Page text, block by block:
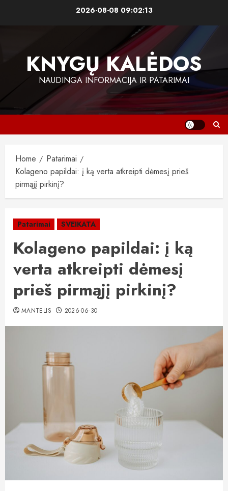
2026-08-08 09:02:14
KNYGŲ KALĖDOS
NAUDINGA INFORMACIJA IR PATARIMAI
Home
Patarimai
Kolageno papildai: į ką verta atkreipti dėmesį prieš
pirmąjį pirkinį?
Patarimai SVEIKATA
Kolageno papildai: į ką
verta atkreipti dėmesį
prieš pirmąjį pirkinį?
MANTELIS 2026-06-30